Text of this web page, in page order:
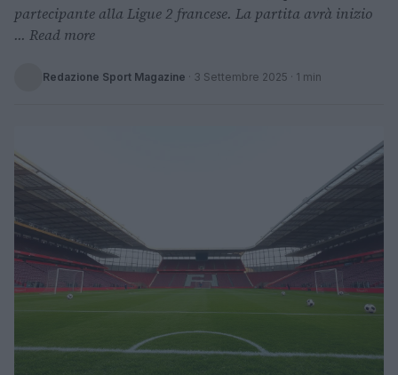
partecipante alla Ligue 2 francese. La partita avrà inizio
... Read more
Redazione Sport Magazine · 3 Settembre 2025 · 1 min